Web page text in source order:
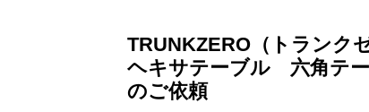
TRUNKZERO（トランク
ヘキサテーブル 六角
のご依頼